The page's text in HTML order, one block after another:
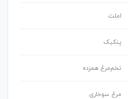
املت
پنکیک
تخم‌مرغ همزده
مرغ سوخاری